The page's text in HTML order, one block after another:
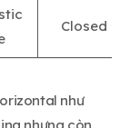
Closed
như